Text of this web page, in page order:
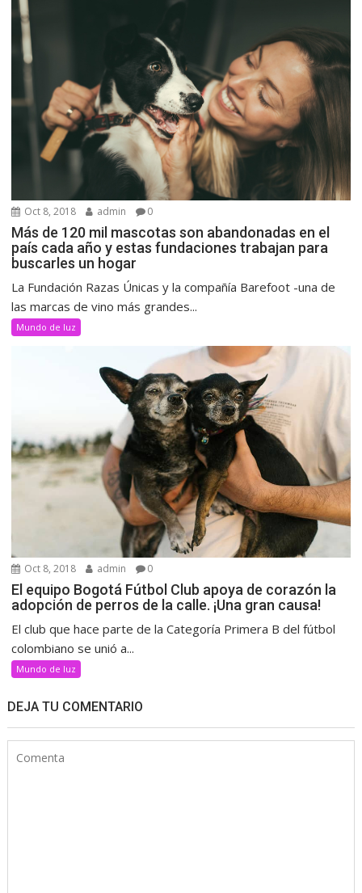
Oct 8, 2018 admin 0
Más de 120 mil mascotas son abandonadas en el
país cada año y estas fundaciones trabajan para
buscarles un hogar
La Fundación Razas Únicas y la compañía Barefoot -una de
las marcas de vino más grandes...
Mundo de luz
Oct 8, 2018 admin 0
El equipo Bogotá Fútbol Club apoya de corazón la
adopción de perros de la calle. ¡Una gran causa!
El club que hace parte de la Categoría Primera B del fútbol
colombiano se unió a...
Mundo de luz
DEJA TU COMENTARIO